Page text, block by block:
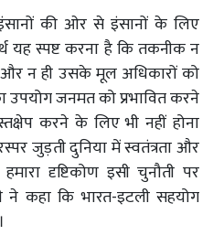
की ओर से इंसानों के लिए
यह स्पष्ट करना है कि तकनीक न
न ही उसके मूल अधिकारों को
जनमत को प्रभावित करने
करने के लिए भी नहीं होना
जुड़ती दुनिया में स्वतंत्रता और
दृष्टिकोण इसी चुनौती पर
ने कहा कि भारत-इटली सहयोग